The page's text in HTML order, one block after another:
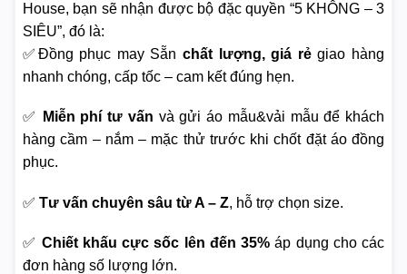
House, bạn sẽ nhận được bộ đặc quyền “5 KHÔNG – 3
SIÊU”, đó là:
✅Đồng phục may Sẵn chất lượng, giá rẻgiao hàng
nhanh chóng, cấp tốc – cam kết đúng hẹn.
✅ Miễn phí tư vấn và gửi áo mẫu&vải mẫu để khách
hàng cầm – nắm – mặc thử trước khi chốt đặt áo đồng
phục.
✅ Tư vấn chuyên sâu từ A – Z, hỗ trợ chọn size.
✅ Chiết khấu cực sốc lên đến 35% áp dụng cho các
đơn hàng số lượng lớn.